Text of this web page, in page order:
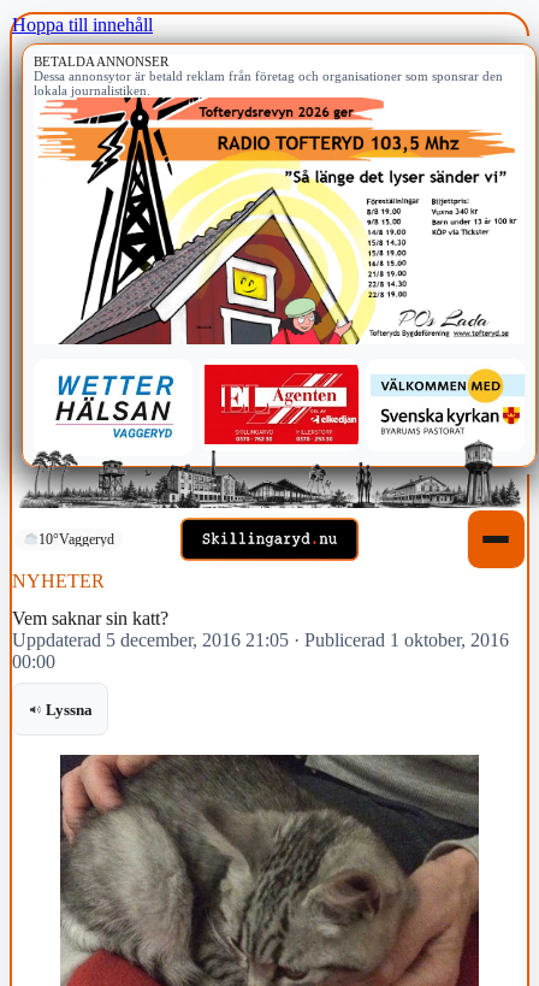
Hoppa till innehåll
BETALDA ANNONSER
Dessa annonsytor är betald reklam från företag och organisationer som sponsrar den
lokala journalistiken.
10°Vaggeryd
NYHETER
Vem saknar sin katt?
Uppdaterad 5 december, 2016 21:05 · Publicerad 1 oktober, 2016
00:00
Lyssna